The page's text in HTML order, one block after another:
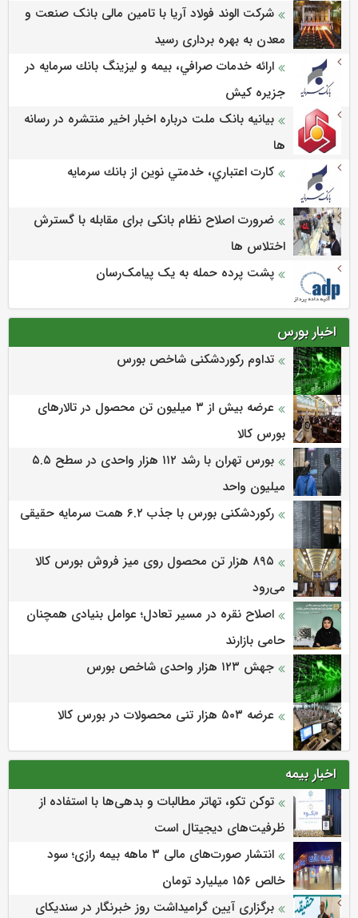
شرکت الوند فولاد آریا با تامین مالی بانک صنعت و
معدن به بهره برداری رسید
ارائه خدمات صرافي، بيمه و ليزينگ بانك سرمايه در
جزيره كيش
بیانیه بانک ملت درباره اخبار اخیر منتشره در رسانه
ها
كارت اعتباري، خدمتي نوين از بانك سرمايه
ضرورت اصلاح نظام بانکی برای مقابله با گسترش
اختلاس ها
پشت پرده حمله به یک پیامک‌رسان
اخبار بورس
تداوم رکوردشکنی شاخص بورس
عرضه بیش از ۳ میلیون تن محصول در تالارهای
بورس کالا
بورس تهران با رشد ۱۱۲ هزار واحدی در سطح ۵.۵
میلیون واحد
رکوردشکنی بورس با جذب ۶.۲ همت سرمایه حقیقی
۸۹۵ هزار تن محصول روی میز فروش بورس کالا
می‌‌رود
اصلاح نقره در مسیر تعادل؛ عوامل بنیادی همچنان
حامی بازارند
جهش ۱۲۳ هزار واحدی شاخص بورس
عرضه ۵۰۳ هزار تنی محصولات در بورس کالا
اخبار بیمه
توکن تکو، تهاتر مطالبات و بدهی‌ها با استفاده از
ظرفیت‌های دیجیتال است
انتشار صورت‌های مالی ۳ ماهه بیمه رازی؛ سود
خالص ۱۵۶ میلیارد تومان
برگزاری آیین گرامیداشت روز خبرنگار در سندیکای